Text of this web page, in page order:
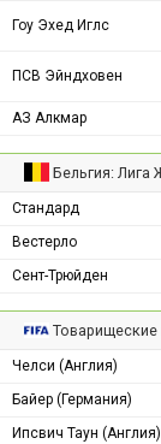
Гоу Эхед Иглс
ПСВ Эйндховен
АЗ Алкмар
Бельгия:
Стандард
Вестерло
Сент-Трюйден
Челси (Англия)
Байер (Германия)
Ипсвич Таун (Англия)